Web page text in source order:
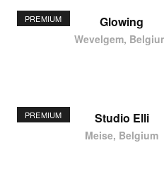
PREMIUM Glowing
Wevelgem,
PREMIUM Studio Elli
Meise, Belgium